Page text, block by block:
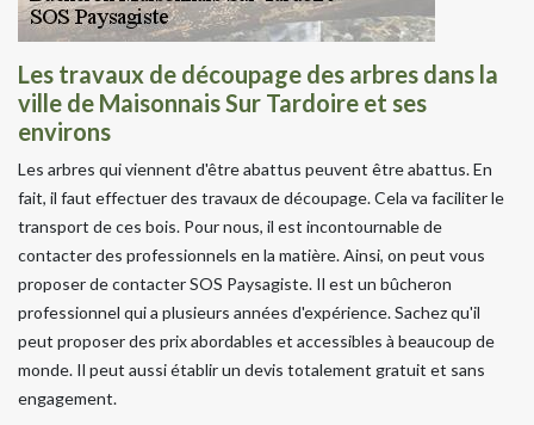
Les travaux de découpage des arbres dans la
ville de Maisonnais Sur Tardoire et ses
environs
Les arbres qui viennent d'être abattus peuvent être abattus. En
fait, il faut effectuer des travaux de découpage. Cela va faciliter le
transport de ces bois. Pour nous, il est incontournable de
contacter des professionnels en la matière. Ainsi, on peut vous
proposer de contacter SOS Paysagiste. Il est un bûcheron
professionnel qui a plusieurs années d'expérience. Sachez qu'il
peut proposer des prix abordables et accessibles à beaucoup de
monde. Il peut aussi établir un devis totalement gratuit et sans
engagement.